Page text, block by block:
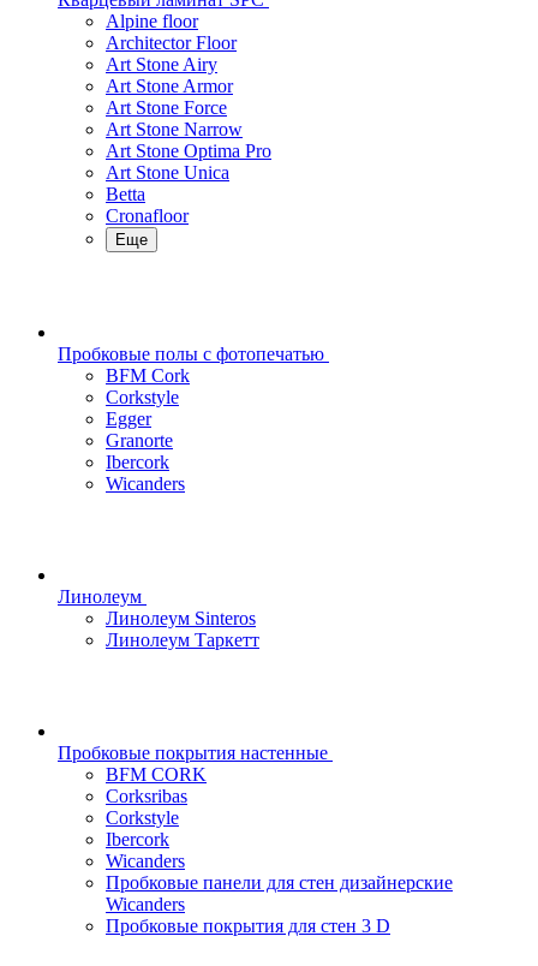
Alpine floor
Architector Floor
Art Stone Airy
Art Stone Armor
Art Stone Force
Art Stone Narrow
Art Stone Optima Pro
Art Stone Unica
Betta
Cronafloor
Еще
Пробковые полы с фотопечатью
BFM Cork
Corkstyle
Egger
Granorte
Ibercork
Wicanders
Линолеум
Линолеум Sinteros
Линолеум Таркетт
Пробковые покрытия настенные
BFM CORK
Corksribas
Corkstyle
Ibercork
Wicanders
Пробковые панели для стен дизайнерские
Wicanders
Пробковые покрытия для стен 3 D